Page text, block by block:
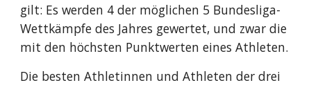
gilt: Es werden 4 der möglichen 5 Bundesliga-
Wettkämpfe des Jahres gewertet, und zwar die
mit den höchsten Punktwerten eines Athleten.
Die besten Athletinnen und Athleten der drei